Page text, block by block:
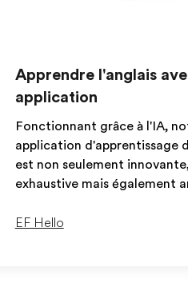
Apprendre l'anglais
application
Fonctionnant grâce à l'IA,
application d'apprentissage
est non seulement
exhaustive mais également
EF Hello